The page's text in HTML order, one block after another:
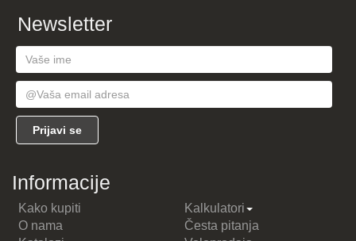
Newsletter
Informacije
Kako kupiti
Kalkulatori
O nama
Česta pitanja